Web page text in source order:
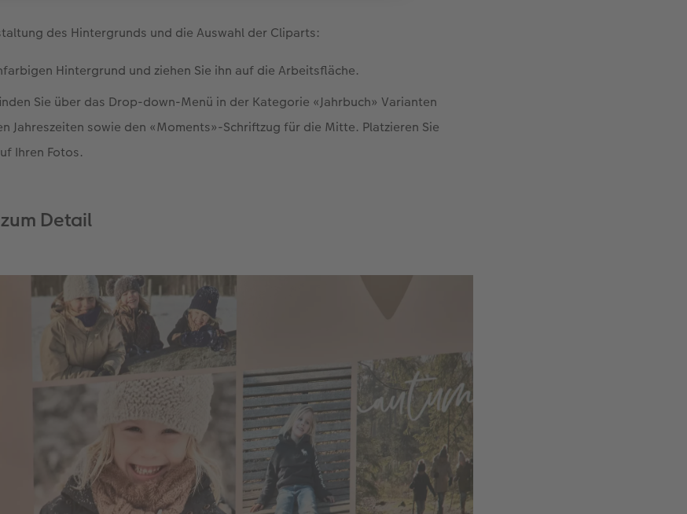
des Hintergrunds und die Auswahl der Cliparts:
Hintergrund und ziehen Sie ihn auf die Arbeitsfläche.
Sie über das Drop-down-Menü in der Kategorie «Jahrbuch» Varianten
Jahreszeiten sowie den «Moments»-Schriftzug für die Mitte. Platzieren Sie
Ihren Fotos.
Detail